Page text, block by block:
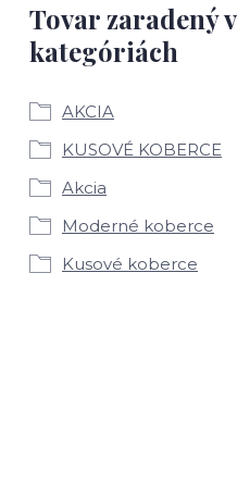
Tovar zaradený v
kategóriách
AKCIA
KUSOVÉ KOBERCE
Akcia
Moderné koberce
Kusové koberce